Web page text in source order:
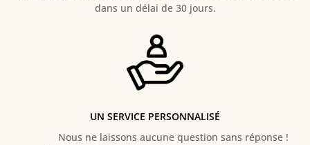
dans un délai de 30 jours.
UN SERVICE PERSONNALISÉ
Nous ne laissons aucune question sans réponse !